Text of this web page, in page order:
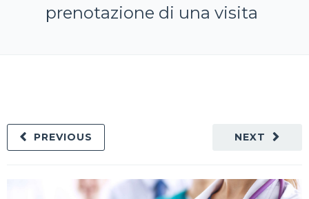
prenotazione di una visita
NEXT
PREVIOUS